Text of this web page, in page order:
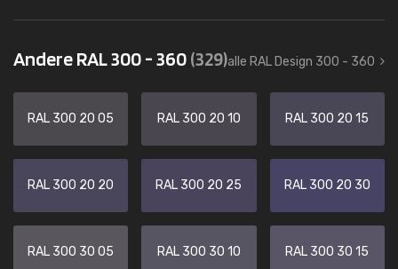
Andere RAL 300 - 360(329)alle RAL Design 300 - 360
RAL 300 20 05 RAL 300 20 10 RAL 300 20 15
RAL 300 20 20 RAL 300 20 25 RAL 300 20 30
RAL 300 30 05 RAL 300 30 10 RAL 300 30 15